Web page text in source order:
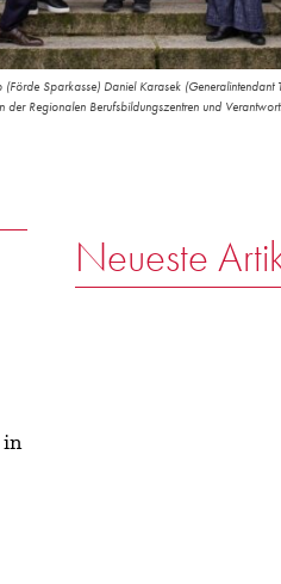
Sparkasse) Daniel Karasek (Generalintendant
der Regionalen Berufsbildungszentren und
in
Neueste